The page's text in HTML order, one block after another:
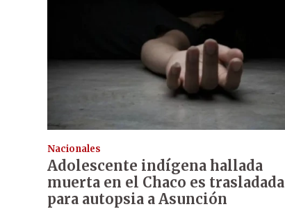
Nacionales
Adolescente indígena hallada
muerta en el Chaco es trasladada
para autopsia a Asunción